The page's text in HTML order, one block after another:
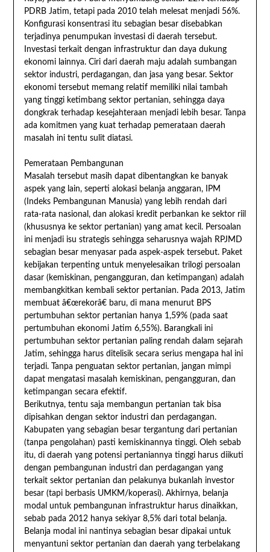
PDRB Jatim, tetapi pada 2010 telah melesat menjadi 56%.
Konfigurasi konsentrasi itu sebagian besar disebabkan
terjadinya penumpukan investasi di daerah tersebut.
Investasi terkait dengan infrastruktur dan daya dukung
ekonomi lainnya. Ciri dari daerah maju adalah sumbangan
sektor industri, perdagangan, dan jasa yang besar. Sektor
ekonomi tersebut memang relatif memiliki nilai tambah
yang tinggi ketimbang sektor pertanian, sehingga daya
dongkrak terhadap kesejahteraan menjadi lebih besar. Tanpa
ada komitmen yang kuat terhadap pemerataan daerah
masalah ini tentu sulit diatasi.
Pemerataan Pembangunan
Masalah tersebut masih dapat dibentangkan ke banyak
aspek yang lain, seperti alokasi belanja anggaran, IPM
(Indeks Pembangunan Manusia) yang lebih rendah dari
rata-rata nasional, dan alokasi kredit perbankan ke sektor riil
(khususnya ke sektor pertanian) yang amat kecil. Persoalan
ini menjadi isu strategis sehingga seharusnya wajah RPJMD
sebagian besar menyasar pada aspek-aspek tersebut. Paket
kebijakan terpenting untuk menyelesaikan trilogi persoalan
dasar (kemiskinan, pengangguran, dan ketimpangan) adalah
membangkitkan kembali sektor pertanian. Pada 2013, Jatim
membuat â€œrekorâ€ baru, di mana menurut BPS
pertumbuhan sektor pertanian hanya 1,59% (pada saat
pertumbuhan ekonomi Jatim 6,55%). Barangkali ini
pertumbuhan sektor pertanian paling rendah dalam sejarah
Jatim, sehingga harus ditelisik secara serius mengapa hal ini
terjadi. Tanpa penguatan sektor pertanian, jangan mimpi
dapat mengatasi masalah kemiskinan, pengangguran, dan
ketimpangan secara efektif.
Berikutnya, tentu saja membangun pertanian tak bisa
dipisahkan dengan sektor industri dan perdagangan.
Kabupaten yang sebagian besar tergantung dari pertanian
(tanpa pengolahan) pasti kemiskinannya tinggi. Oleh sebab
itu, di daerah yang potensi pertaniannya tinggi harus diikuti
dengan pembangunan industri dan perdagangan yang
terkait sektor pertanian dan pelakunya bukanlah investor
besar (tapi berbasis UMKM/koperasi). Akhirnya, belanja
modal untuk pembangunan infrastruktur harus dinaikkan,
sebab pada 2012 hanya sekiyar 8,5% dari total belanja.
Belanja modal ini nantinya sebagian besar dipakai untuk
menyantuni sektor pertanian dan daerah yang terbelakang